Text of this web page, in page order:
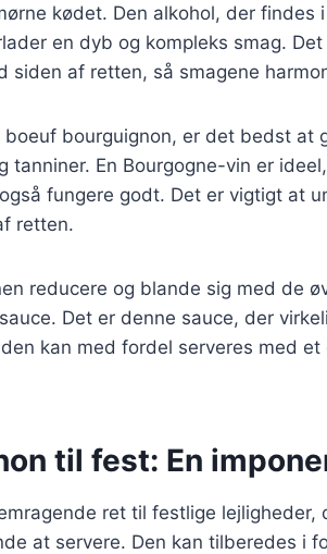
kødet. Den alkohol, der findes
en dyb og kompleks smag.
siden af retten, så smagene
bourguignon, er det bedst at
tanniner. En Bourgogne-vin er
fungere godt. Det er vigtigt at
retten.
reducere og blande sig med de
Det er denne sauce, der
kan med fordel serveres med
til fest: En
ret til festlige lejligheder,
at servere. Den kan tilberedes i